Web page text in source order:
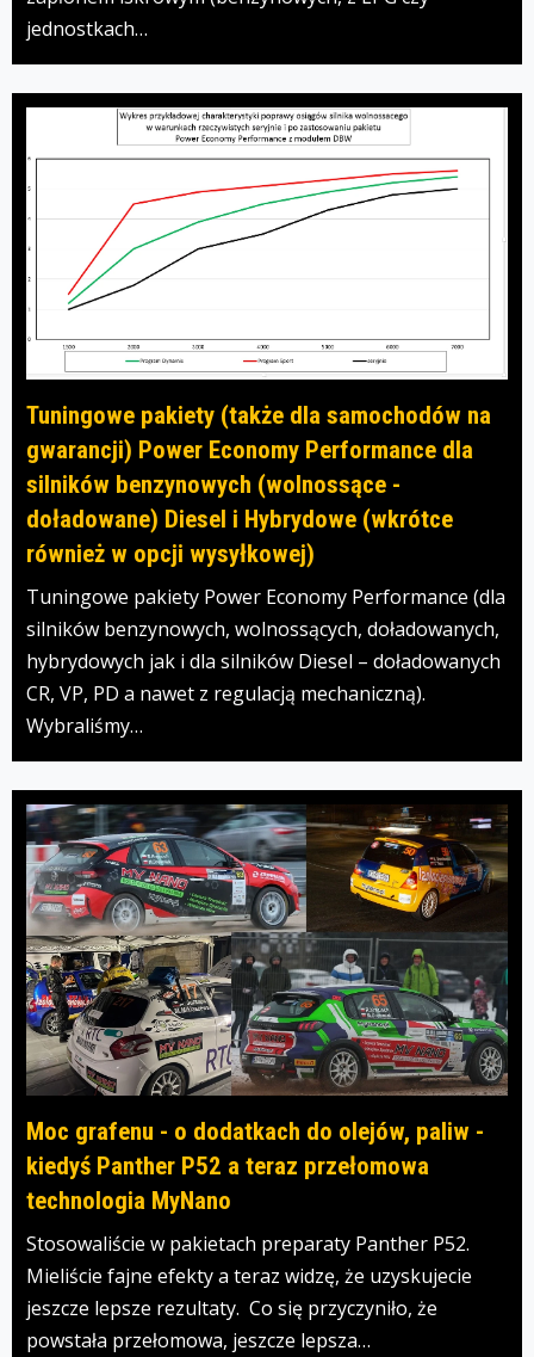
jednostkach…
Tuningowe pakiety (także dla samochodów na
gwarancji) Power Economy Performance dla
silników benzynowych (wolnossące -
doładowane) Diesel i Hybrydowe (wkrótce
również w opcji wysyłkowej)
Tuningowe pakiety Power Economy Performance (dla
silników benzynowych, wolnossących, doładowanych,
hybrydowych jak i dla silników Diesel – doładowanych
CR, VP, PD a nawet z regulacją mechaniczną).
Wybraliśmy…
Moc grafenu - o dodatkach do olejów, paliw -
kiedyś Panther P52 a teraz przełomowa
technologia MyNano
Stosowaliście w pakietach preparaty Panther P52.
Mieliście fajne efekty a teraz widzę, że uzyskujecie
jeszcze lepsze rezultaty. Co się przyczyniło, że
powstała przełomowa, jeszcze lepsza…